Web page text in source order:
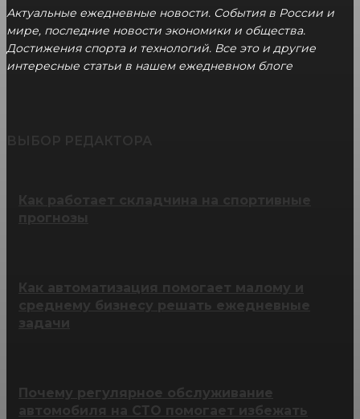
Актуальные ежедневные новости. События в России и
мире, последние новости экономики и общества.
Достижения спорта и технологий. Все это и другие
интересные статьи в нашем ежедневном блоге
Как автоматизация помогает малому и
среднему бизнесу решать ежедневные
задачи
Почему регулярное обслуживание
автомобиля на СТО помогает избежать